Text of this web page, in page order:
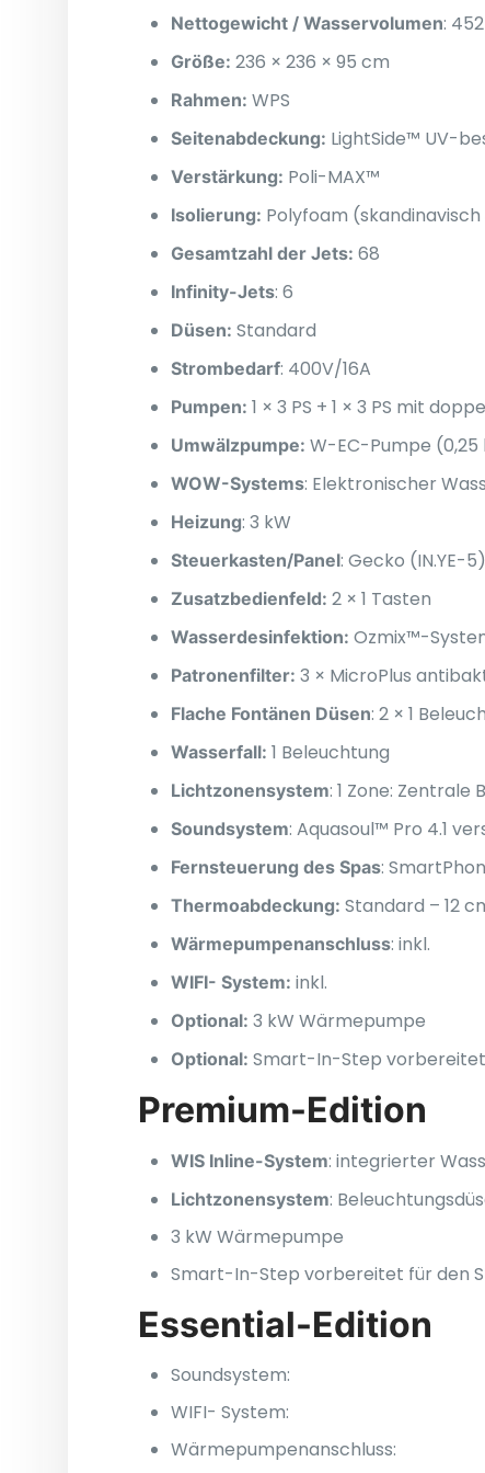
Nettogewicht / Wasservolumen:
Größe:236 × 236 × 95 cm
Rahmen:WPS
Seitenabdeckung: LightSide™ UV-
Verstärkung: Poli-MAX™
Isolierung: Polyfoam (skandinavisch
Gesamtzahl der Jets:68
Infinity-Jets:6
Düsen: Standard
Strombedarf: 400V/16A
Pumpen:1 × 3 PS + 1 × 3 PS mit
Umwälzpumpe:W-EC-Pumpe (0,25
WOW-Systems: Elektronischer
Heizung: 3 kW
Steuerkasten/Panel: Gecko (IN.YE-
Zusatzbedienfeld:2 × 1 Tasten
Wasserdesinfektion:Ozmix™-
Patronenfilter:3 × MicroPlus
Flache Fontänen Düsen: 2 × 1
Wasserfall:1 Beleuchtung
Lichtzonensystem: 1 Zone: Zentrale
Soundsystem: Aquasoul™ Pro 4.1
Fernsteuerung des Spas:
Thermoabdeckung:Standard – 12
Wärmepumpenanschluss: inkl.
WIFI- System: inkl.
Optional:3 kW Wärmepumpe
Optional:Smart-In-Step
Premium-Edition
WIS Inline-System:integrierter
Lichtzonensystem:
3 kW Wärmepumpe
Smart-In-Step vorbereitet für den
Essential-Edition
WIFI-